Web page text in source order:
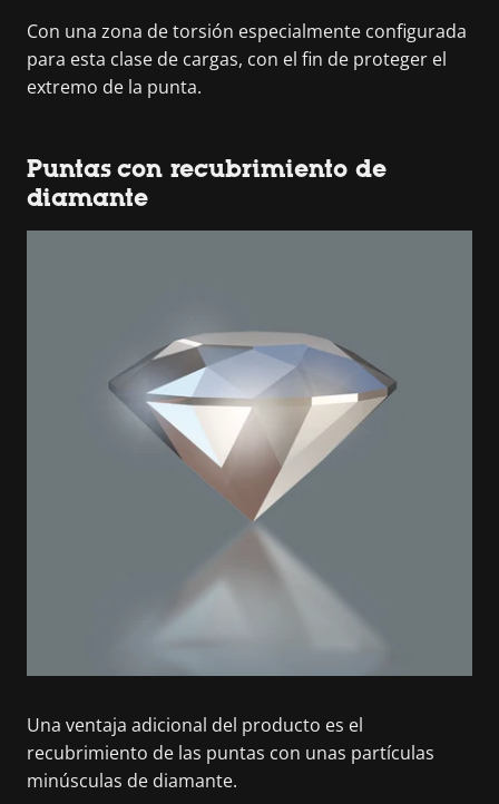
Con una zona de torsión especialmente configurada
para esta clase de cargas, con el fin de proteger el
extremo de la punta.
Puntas con recubrimiento de
diamante
Una ventaja adicional del producto es el
recubrimiento de las puntas con unas partículas
minúsculas de diamante.